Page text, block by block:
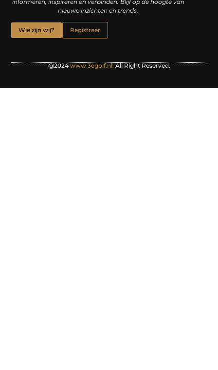
informeren, inspireren en verbinden. Blijf op de hoogte van
nieuwe inzichten en trends.
Wie zijn wij? Registreer
@2024www.3egolf.nl.All Right Reserved.